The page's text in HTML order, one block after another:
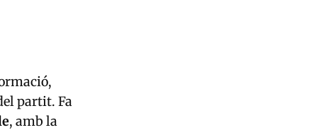
partit. Fa
, amb la